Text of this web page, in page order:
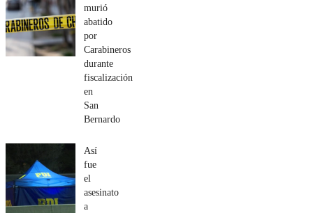
murió
abatido
por
Carabineros
durante
fiscalización
en
San
Bernardo
Así
fue
el
asesinato
a